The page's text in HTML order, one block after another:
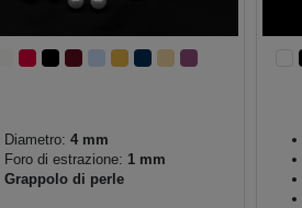
Diametro: 4 mm
Foro di estrazione: 1 mm
Grappolo di perle